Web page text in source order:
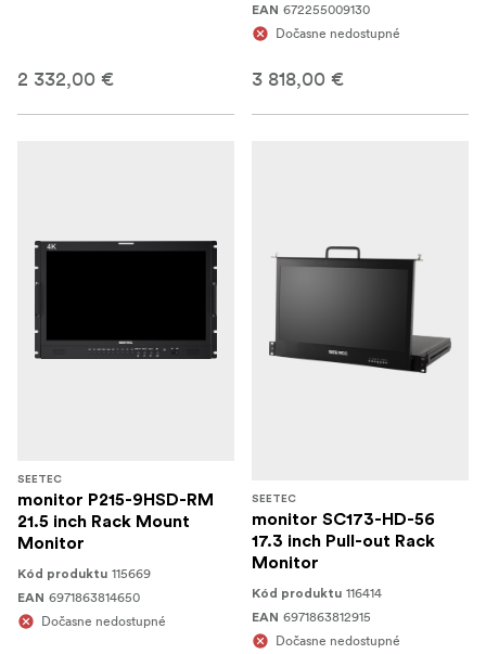
2 332,00 €
EAN 672255009130
Dočasne nedostupné
3 818,00 €
SEETEC
monitor P215-9HSD-RM
21.5 inch Rack Mount
Monitor
Kód produktu 115669
EAN 6971863814650
Dočasne nedostupné
SEETEC
monitor SC173-HD-56
17.3 inch Pull-out Rack
Monitor
Kód produktu 116414
EAN 6971863812915
Dočasne nedostupné